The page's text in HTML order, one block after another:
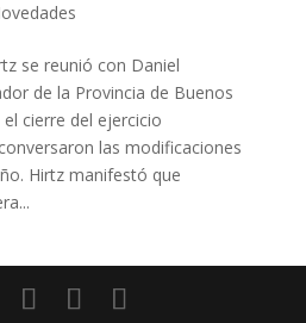
se reunió con Daniel
de la Provincia de Buenos
cierre del ejercicio
las modificaciones
Hirtz manifestó que